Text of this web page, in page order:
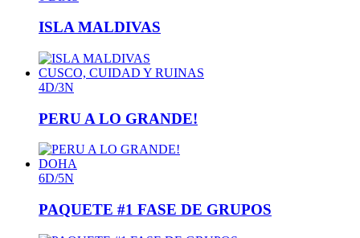
ISLA MALDIVAS
CUSCO, CUIDAD Y RUINAS
4D/3N
PERU A LO GRANDE!
DOHA
6D/5N
PAQUETE #1 FASE DE GRUPOS